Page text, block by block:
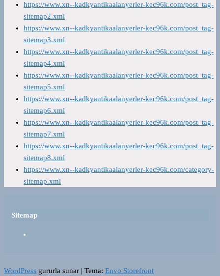
https://www.xn--kadkyantikaalanyerler-kec96k.com/post_tag-
sitemap2.xml
https://www.xn--kadkyantikaalanyerler-kec96k.com/post_tag-
sitemap3.xml
https://www.xn--kadkyantikaalanyerler-kec96k.com/post_tag-
sitemap4.xml
https://www.xn--kadkyantikaalanyerler-kec96k.com/post_tag-
sitemap5.xml
https://www.xn--kadkyantikaalanyerler-kec96k.com/post_tag-
sitemap6.xml
https://www.xn--kadkyantikaalanyerler-kec96k.com/post_tag-
sitemap7.xml
https://www.xn--kadkyantikaalanyerler-kec96k.com/post_tag-
sitemap8.xml
https://www.xn--kadkyantikaalanyerler-kec96k.com/category-
sitemap.xml
Sitemap
WordPress gururla sunar | Tema: Envo Storefront